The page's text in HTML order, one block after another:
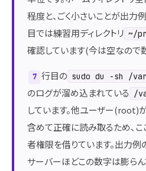
程度と、ごく小さいことが出力
目では練習用ディレクトリ ~/
確認しています(今は空なので
7 行目の sudo du -sh /
のログが溜め込まれている
/
しています。他ユーザー(root)
含めて正確に読み取るため、こ
者権限を借りています。出力例
サーバーほどこの数字は膨ら